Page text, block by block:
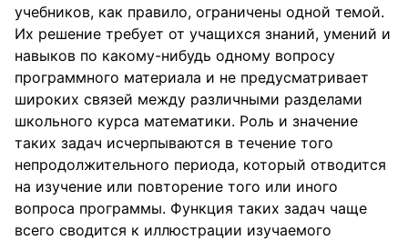
учебников, как правило, ограничены одной темой.
Их решение требует от учащихся знаний, умений и
навыков по какому-нибудь одному вопросу
программного материала и не предусматривает
широких связей между различными разделами
школьного курса математики. Роль и значение
таких задач исчерпываются в течение того
непродолжительного периода, который отводится
на изучение или повторение того или иного
вопроса программы. Функция таких задач чаще
всего сводится к иллюстрации изучаемого